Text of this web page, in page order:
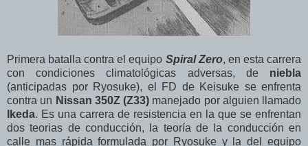
Primera batalla contra el equipo Spiral Zero, en esta carrera
con condiciones climatológicas adversas, de niebla
(anticipadas por Ryosuke), el FD de Keisuke se enfrenta
contra un Nissan 350Z (Z33) manejado por alguien llamado
Ikeda. Es una carrera de resistencia en la que se enfrentan
dos teorias de conducción, la teoría de la conducción en
calle mas rápida formulada por Ryosuke y la del equipo